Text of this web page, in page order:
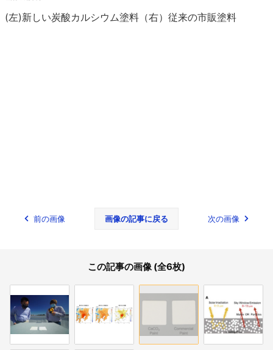
(左)新しい炭酸カルシウム塗料（右）従来の市販塗料
前の画像 画像の記事に戻る 次の画像
この記事の画像 (全6枚)